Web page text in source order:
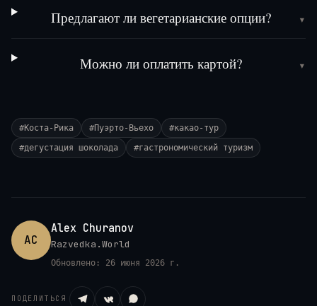
Предлагают ли вегетарианские опции? ▾
Можно ли оплатить картой? ▾
#Коста-Рика #Пуэрто-Вьехо #какао-тур
#дегустация шоколада #гастрономический туризм
AC
Alex Churanov
Razvedka.World
Обновлено: 26 июня 2026 г.
ПОДЕЛИТЬСЯ